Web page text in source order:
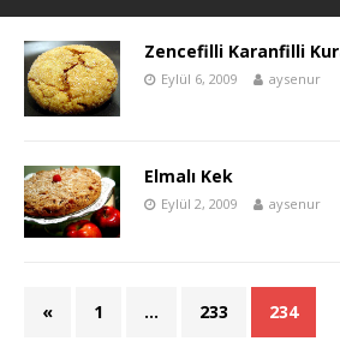
Zencefilli Karanfilli
Eylül 6, 2009 aysenur
Elmalı Kek
Eylül 2, 2009 aysenur
« 1 … 233 234